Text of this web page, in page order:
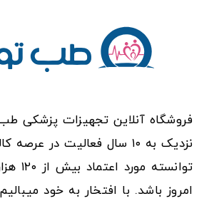
فروشگاه آنلاین تجهیزات پزشکی طب
نزدیک به ۱۰ سال فعالیت در
امروز باشد. با افتخار به خود